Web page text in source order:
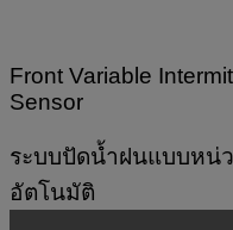
Front Variable
Sensor
ระบบปัดน้ำฝนแบบหน่
อัตโนมัติ